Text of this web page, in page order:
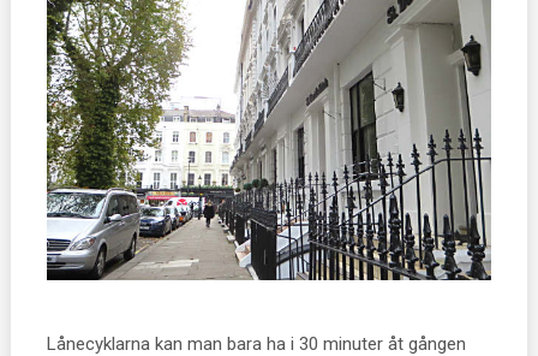
Lånecyklarna kan man bara ha i 30 minuter åt gången